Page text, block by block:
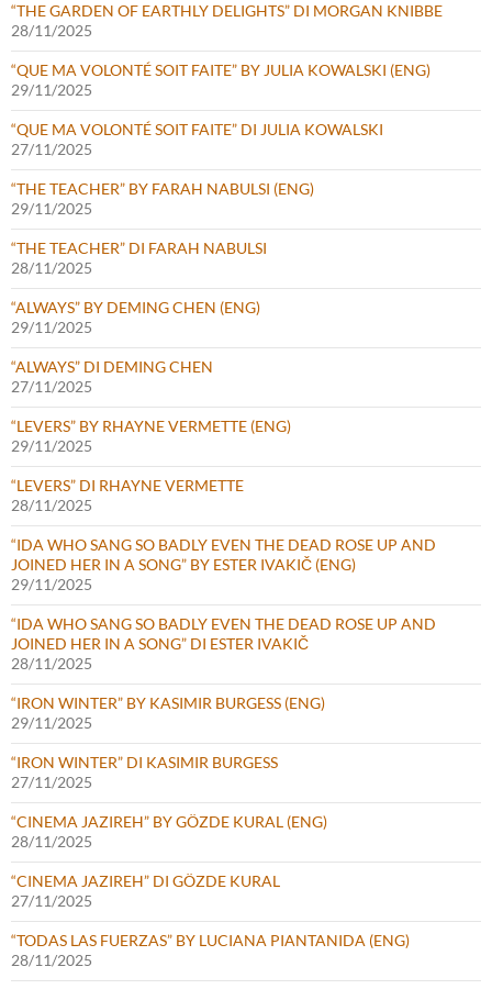
“THE GARDEN OF EARTHLY DELIGHTS” DI MORGAN KNIBBE
28/11/2025
“QUE MA VOLONTÉ SOIT FAITE” BY JULIA KOWALSKI (ENG)
29/11/2025
“QUE MA VOLONTÉ SOIT FAITE” DI JULIA KOWALSKI
27/11/2025
“THE TEACHER” BY FARAH NABULSI (ENG)
29/11/2025
“THE TEACHER” DI FARAH NABULSI
28/11/2025
“ALWAYS” BY DEMING CHEN (ENG)
29/11/2025
“ALWAYS” DI DEMING CHEN
27/11/2025
“LEVERS” BY RHAYNE VERMETTE (ENG)
29/11/2025
“LEVERS” DI RHAYNE VERMETTE
28/11/2025
“IDA WHO SANG SO BADLY EVEN THE DEAD ROSE UP AND
JOINED HER IN A SONG” BY ESTER IVAKIČ (ENG)
29/11/2025
“IDA WHO SANG SO BADLY EVEN THE DEAD ROSE UP AND
JOINED HER IN A SONG” DI ESTER IVAKIČ
28/11/2025
“IRON WINTER” BY KASIMIR BURGESS (ENG)
29/11/2025
“IRON WINTER” DI KASIMIR BURGESS
27/11/2025
“CINEMA JAZIREH” BY GÖZDE KURAL (ENG)
28/11/2025
“CINEMA JAZIREH” DI GÖZDE KURAL
27/11/2025
“TODAS LAS FUERZAS” BY LUCIANA PIANTANIDA (ENG)
28/11/2025